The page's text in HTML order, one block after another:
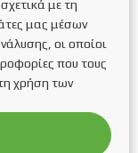
completing
Έκθεση για
με τη
μας μέσων
οι οποίοι
που τους
χρήση των